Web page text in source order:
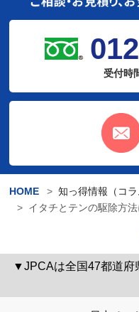
受付時
HOME 知っ得情報（コラ
イタチとテンの駆除方
▼JPCAは全国47都道府